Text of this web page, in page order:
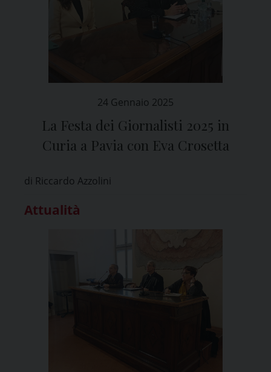
24 Gennaio 2025
La Festa dei Giornalisti 2025 in
Curia a Pavia con Eva Crosetta
di Riccardo Azzolini
Attualità